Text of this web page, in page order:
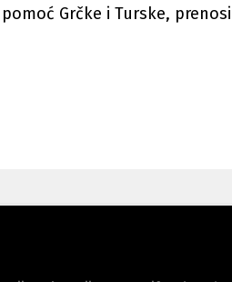
Grčke i Turske, prenosi